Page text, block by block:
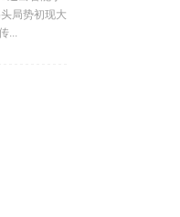
局势初现大
...